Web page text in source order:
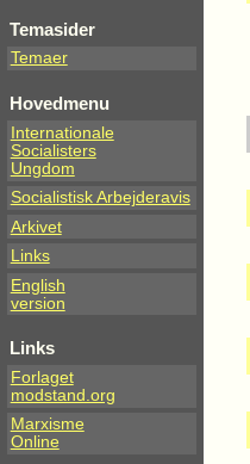
Temasider
Temaer
Hovedmenu
Internationale
Socialisters
Ungdom
Socialistisk Arbejderavis
Arkivet
Links
English
version
Links
Forlaget
modstand.org
Marxisme
Online